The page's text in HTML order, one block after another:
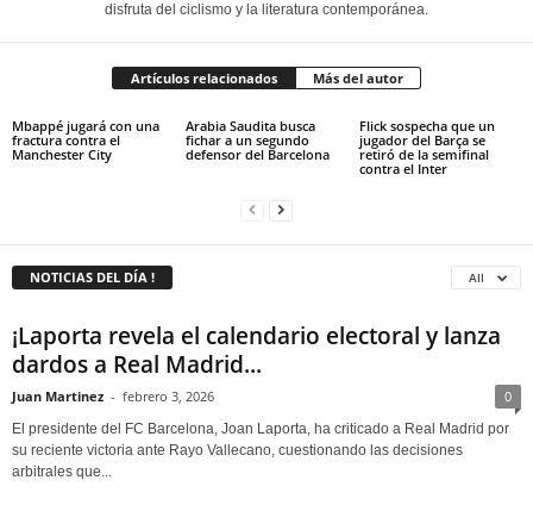
disfruta del ciclismo y la literatura contemporánea.
Artículos relacionados Más del autor
Mbappé jugará con una
fractura contra el
Manchester City
Arabia Saudita busca
fichar a un segundo
defensor del Barcelona
Flick sospecha que un
jugador del Barça se
retiró de la semifinal
contra el Inter
NOTICIAS DEL DÍA ! All
¡Laporta revela el calendario electoral y lanza
dardos a Real Madrid...
Juan Martinez - febrero 3, 2026 0
El presidente del FC Barcelona, Joan Laporta, ha criticado a Real Madrid por
su reciente victoria ante Rayo Vallecano, cuestionando las decisiones
arbitrales que...